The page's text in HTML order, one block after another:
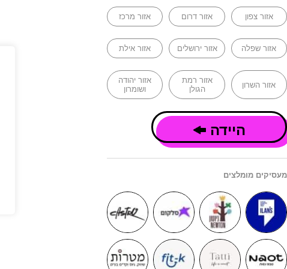
אזור צפון אזור דרום אזור מרכז
אזור שפלה אזור ירושלים אזור אילת
אזור השרון
אזור רמת
הגולן
אזור יהודה
ושומרון
היידה
מעסיקים מומלצים